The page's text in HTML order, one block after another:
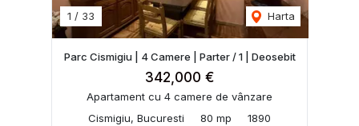
1 / 33 Harta
Parc Cismigiu | 4 Camere | Parter / 1 | Deosebit
342,000 €
Apartament cu 4 camere de vânzare
Cismigiu, Bucuresti
80 mp 1890